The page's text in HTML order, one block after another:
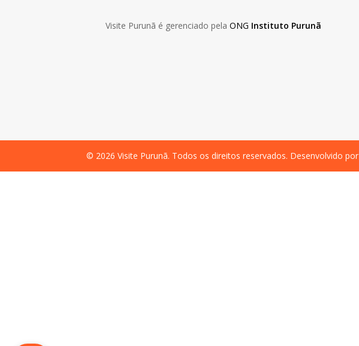
Visite Purunã é gerenciado pelaONG Instituto Purunã
© 2026 Visite Purunã. Todos os direitos reservados. Desenvolvido por